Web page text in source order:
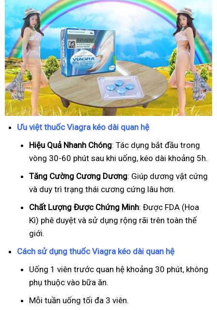
Ưu việt thuốc Viagra kéo dài quan hệ
Hiệu Quả Nhanh Chóng: Tác dụng bắt đầu trong
vòng 30-60 phút sau khi uống, kéo dài khoảng 5h.
Tăng Cường Cương Dương: Giúp dương vật cứng
và duy trì trạng thái cương cứng lâu hơn.
Chất Lượng Được Chứng Minh: Được FDA (Hoa
Kì) phê duyệt và sử dụng rộng rãi trên toàn thế
giới.
Cách sử dụng thuốc Viagra kéo dài quan hệ
Uống 1 viên trước quan hệ khoảng 30 phút, không
phụ thuộc vào bữa ăn.
Mỗi tuần uống tối đa 3 viên.